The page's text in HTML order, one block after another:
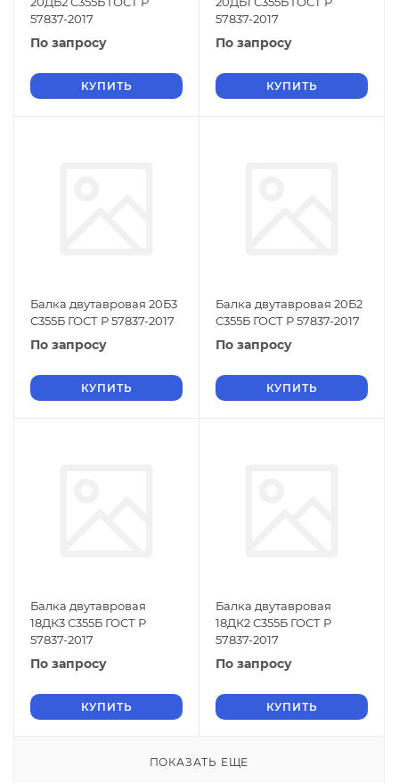
57837-2017
По запросу
КУПИТЬ
57837-2017
По запросу
КУПИТЬ
Балка двутавровая 20Б3
С355Б ГОСТ Р 57837-2017
По запросу
КУПИТЬ
Балка двутавровая 20Б2
С355Б ГОСТ Р 57837-2017
По запросу
КУПИТЬ
Балка двутавровая
18ДК3 С355Б ГОСТ Р
57837-2017
По запросу
КУПИТЬ
Балка двутавровая
18ДК2 С355Б ГОСТ Р
57837-2017
По запросу
КУПИТЬ
ПОКАЗАТЬ ЕЩЕ